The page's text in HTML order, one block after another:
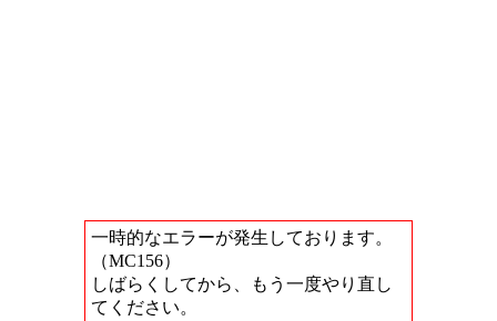
一時的なエラーが発生しております。
（MC156）
しばらくしてから、もう一度やり直し
てください。